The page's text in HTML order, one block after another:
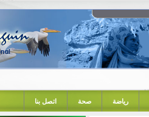
رياضة صحة اتصل بنا